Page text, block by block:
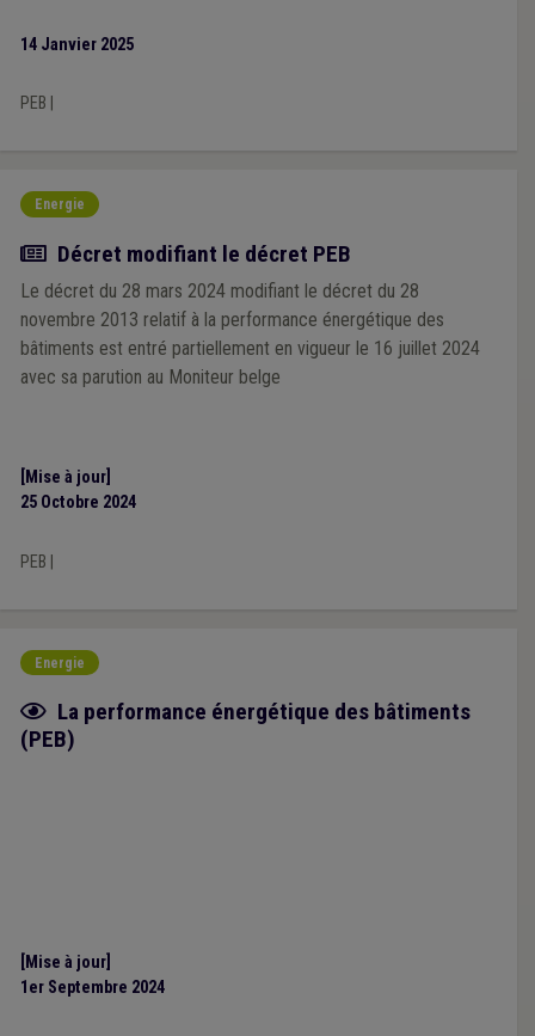
14 Janvier 2025
PEB
Energie
Actualité
Décret modifiant le décret PEB
Le décret du 28 mars 2024 modifiant le décret du 28
novembre 2013 relatif à la performance énergétique des
bâtiments est entré partiellement en vigueur le 16 juillet 2024
avec sa parution au Moniteur belge
[Mise à jour]
25 Octobre 2024
PEB
Energie
Fiche focus
La performance énergétique des bâtiments
(PEB)
[Mise à jour]
1er Septembre 2024